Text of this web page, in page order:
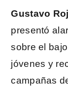
Gustavo
presentó
sobre el
jóvenes y
campañas